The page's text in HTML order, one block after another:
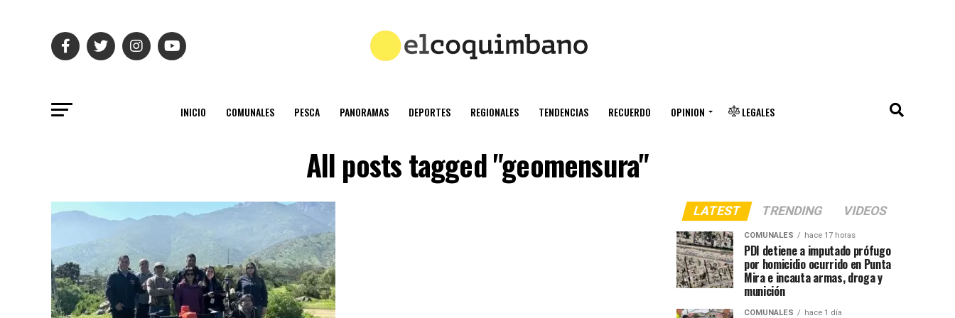
INICIO COMUNALES PESCA PANORAMAS DEPORTES REGIONALES TENDENCIAS RECUERDO OPINION LEGALES
All posts tagged "geomensura"
LATEST TRENDING VIDEOS
COMUNALES hace 17 horas
PDI detiene a imputado prófugo
por homicidio ocurrido en Punta
Mira e incauta armas, droga y
munición
COMUNALES hace 1 día